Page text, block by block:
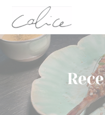
Personalizzazione delle tue